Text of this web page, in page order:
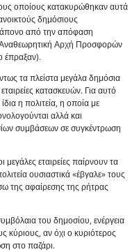
οποίους κατακυρώθηκαν αυτά
δημόσιους
από την απόφαση
Αρχή Προσφορών
έπραξαν).
τα πλείστα μεγάλα δημόσια
κατασκευών. Για αυτό
η πολιτεία, η οποία με
αλλά και
συμβάσεων σε συγκέντρωση
εταιρείες παίρνουν τα
ουσιαστικά «έβγαλε» τους
της αφαίρεσης της ρήτρας
του δημοσίου, ενέργεια
κύριους, αν όχι ο κυριότερος
στο παζάρι.